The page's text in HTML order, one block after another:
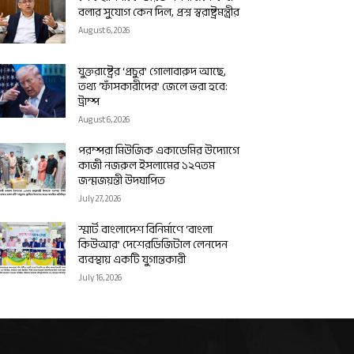
বলার সুযোগ কেন দিল, প্রশ্ন স্বরাষ্ট্রমন্ত্রীর
August 6, 2026
যুক্তরাষ্ট্রের ‘প্রচুর’ গোলাবারুদ আছে,
তথ্য ‘ফাঁসকারীদের’ জেলে ভরা হবে:
ট্রাম্প
August 6, 2026
পরম্পরা মিউজিক একাডেমির উদ্যোগে
কাজী নজরুল ইসলামের ১২৭তম
জন্মজয়ন্তী উদযাপিত
July 27, 2026
স্মার্ট বাংলাদেশ বিনির্মাণে ‘বাংলা
কিউআর’ দেশেরডিজিটাল লেনদেন
ব্যবস্থায় একটি যুগান্তকারী
July 16, 2026